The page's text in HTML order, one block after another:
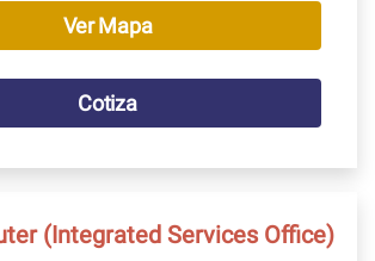
Ver Mapa
Cotiza
(Integrated Services Office)